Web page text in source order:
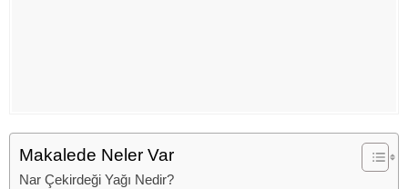
Makalede Neler Var
Nar Çekirdeği Yağı Nedir?